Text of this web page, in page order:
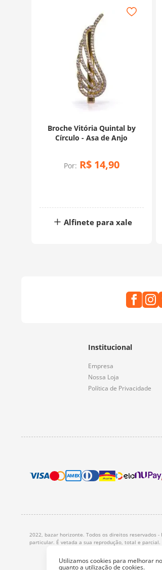
Utilizamos cookies para melhorar
quanto a utilização de cookies.
Broche Vitória Quintal by
Círculo - Asa de Anjo
Por: R$ 14,90
Alfinete para xale
Institucional
Empresa
Nossa Loja
Política de Privacidade
2022, bazar horizonte. Todos os direitos reservados
particular. É vetada a sua reprodução, total e parcial.